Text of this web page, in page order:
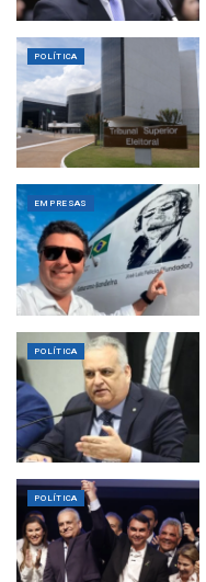
POLÍTICA
EMPRESAS
POLÍTICA
POLÍTICA